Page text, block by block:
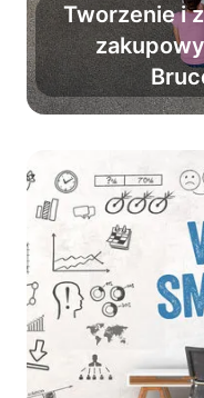
Tworzenie i
Pokonaj
w